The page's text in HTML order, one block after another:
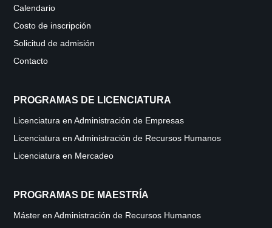
Calendario
Costo de inscripción
Solicitud de admisión
Contacto
PROGRAMAS DE LICENCIATURA
Licenciatura en Administración de Empresas
Licenciatura en Administración de Recursos Humanos
Licenciatura en Mercadeo
PROGRAMAS DE MAESTRÍA
Máster en Administración de Recursos Humanos